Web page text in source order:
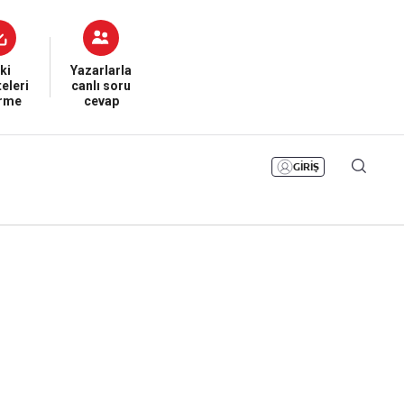
Yazarlarla
canlı soru
cevap
GİRİŞ
Namaz Vakitleri
Sesli Yayınlar